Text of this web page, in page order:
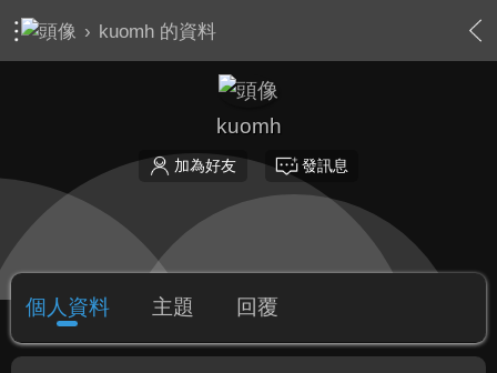
› kuomh 的資料
kuomh
加為好友 發訊息
個人資料 主題 回覆